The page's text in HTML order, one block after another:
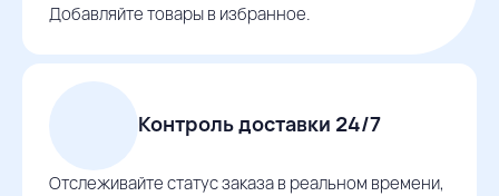
Добавляйте товары в избранное.
Контроль доставки 24/7
Отслеживайте статус заказа в реальном времени,